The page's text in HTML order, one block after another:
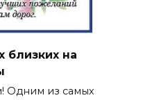
близких на
Одним из самых